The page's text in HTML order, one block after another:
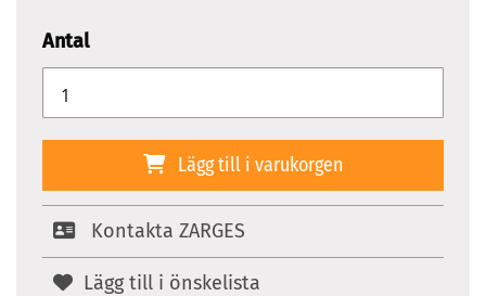
Antal
Lägg till i varukorgen
Kontakta ZARGES
Lägg till i önskelista